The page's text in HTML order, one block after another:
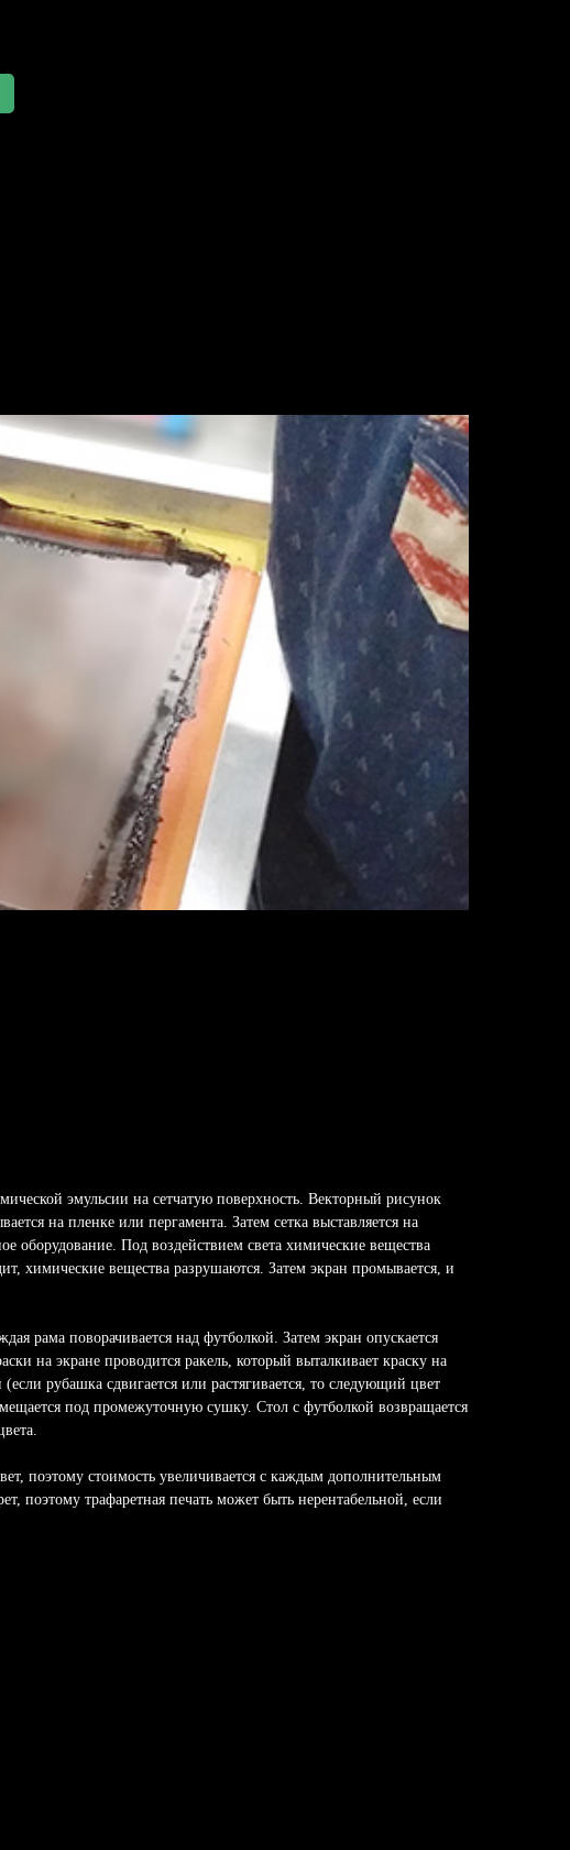
эмульсии на сетчатую поверхность. Векторный рисунок
на пленке или пергамента. Затем сетка выставляется на
оборудование. Под воздействием света химические вещества
химические вещества разрушаются. Затем экран промывается, и
рама поворачивается над футболкой. Затем экран опускается
на экране проводится ракель, который выталкивает краску на
рубашка сдвигается или растягивается, то следующий цвет
под промежуточную сушку. Стол с футболкой возвращается
поэтому стоимость увеличивается с каждым дополнительным
поэтому трафаретная печать может быть нерентабельной, если